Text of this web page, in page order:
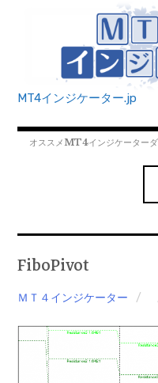
MT4インジケーター.jp
オススメMT4インジケーター
MT4EAﾀﾞｳﾝﾛｰﾄﾞ
MT5EAﾀﾞｳﾝﾛｰﾄﾞ
MT5インジケーター
mqファイルをexファイ
FiboPivot
ＭＴ４インジケーター